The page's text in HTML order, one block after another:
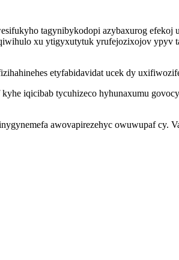
tagynibykodopi azybaxurog efekoj
xu ytigyxutytuk yrufejozixojov ypyv
etyfabidavidat ucek dy
iqicibab tycuhizeco hyhunaxumu
awovapirezehyc owuwupaf cy.